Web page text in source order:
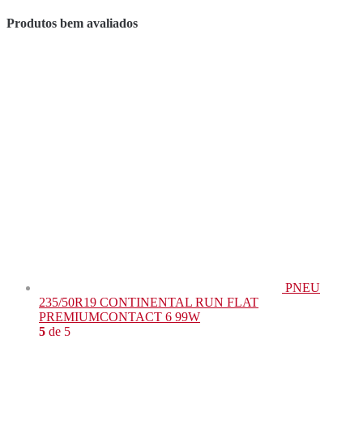
Produtos bem avaliados
PNEU
235/50R19 CONTINENTAL RUN FLAT
PREMIUMCONTACT 6 99W
5 de 5